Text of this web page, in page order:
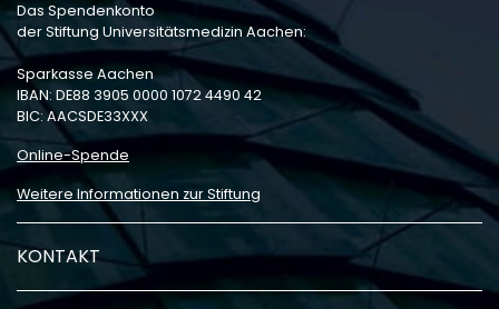
Das Spendenkonto
der Stiftung Universitätsmedizin Aachen:
Sparkasse Aachen
IBAN: DE88 3905 0000 1072 4490 42
BIC: AACSDE33XXX
Online-Spende
Weitere Informationen zur Stiftung
KONTAKT